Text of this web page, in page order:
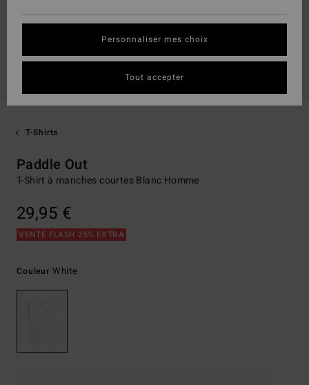
T-Shirts
Paddle Out
T-Shirt à manches courtes Blanc Homme
29,95 €
VENTE FLASH 25% EXTRA
Couleur White
Personnaliser mes choix
Tout accepter